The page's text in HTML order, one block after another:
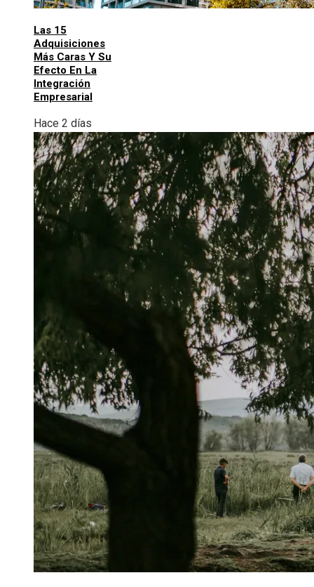
Las 15
Adquisiciones
Más Caras Y Su
Efecto En La
Integración
Empresarial
Hace 2 días